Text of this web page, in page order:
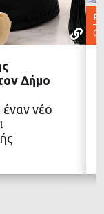
Δήμο
νέο